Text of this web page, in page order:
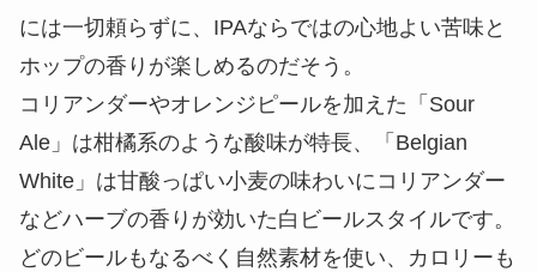
には一切頼らずに、IPAならではの心地よい苦味と
ホップの香りが楽しめるのだそう。
コリアンダーやオレンジピールを加えた「Sour
Ale」は柑橘系のような酸味が特長、「Belgian
White」は甘酸っぱい小麦の味わいにコリアンダー
などハーブの香りが効いた白ビールスタイルです。
どのビールもなるべく自然素材を使い、カロリーも